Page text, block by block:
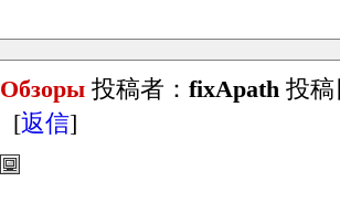
Обзоры 投稿者： fixApath 投稿
[返信]